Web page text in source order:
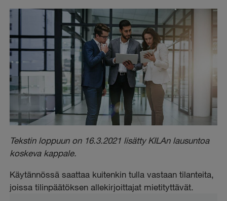
Tekstin loppuun on 16.3.2021 lisätty KILAn lausuntoa
koskeva kappale.
Käytännössä saattaa kuitenkin tulla vastaan tilanteita,
joissa tilinpäätöksen allekirjoittajat mietityttävät.